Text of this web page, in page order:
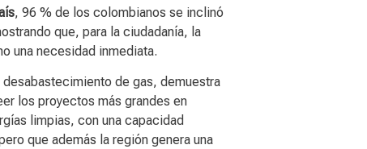
, 96 % de los colombianos se inclinó
que, para la ciudadanía, la
una necesidad inmediata.
de gas, demuestra
los proyectos más grandes en
limpias, con una capacidad
que además la región genera una